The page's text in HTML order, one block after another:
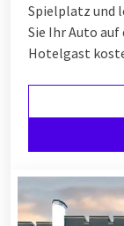
Spielplatz und
Sie Ihr Auto
Hotelgast